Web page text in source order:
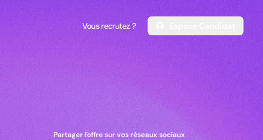
Vous recrutez ?
Vous recrutez ?
Partager l'offre sur vos réseaux sociaux